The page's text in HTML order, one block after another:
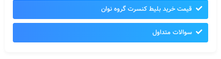
قیمت خرید بلیط کنسرت گروه نوان
سوالات متداول